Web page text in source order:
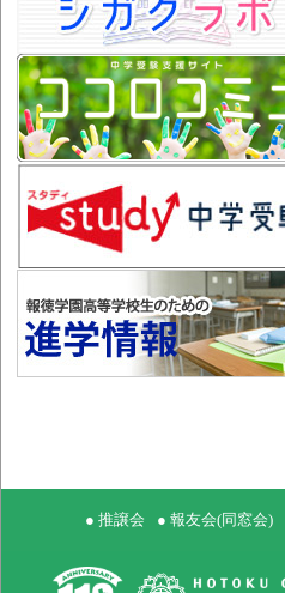
● 推譲会 ● 報友会(同窓会)